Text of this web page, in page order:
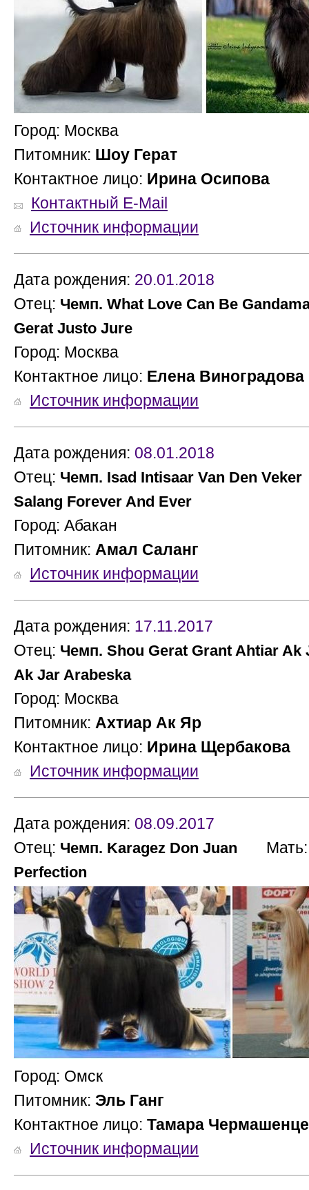
Город: Москва
Питомник: Шоу Герат
Контактное лицо: Ирина Осипова
Контактный E-Mail
Источник информации
Дата рождения: 20.01.2018
Отец: Чемп. What Love Can Be
Gerat Justo Jure
Город: Москва
Контактное лицо: Елена Виноградова
Источник информации
Дата рождения: 08.01.2018
Отец: Чемп. Isad Intisaar Van Den Veker
Salang Forever And Ever
Город: Абакан
Питомник: Амал Саланг
Источник информации
Дата рождения: 17.11.2017
Отец: Чемп. Shou Gerat Grant Ahtiar Ak
Ak Jar Arabeska
Город: Москва
Питомник: Ахтиар Ак Яр
Контактное лицо: Ирина Щербакова
Источник информации
Дата рождения: 08.09.2017
Отец: Чемп. Karagez Don Juan
Perfection
Город: Омск
Питомник: Эль Ганг
Контактное лицо: Тамара
Источник информации